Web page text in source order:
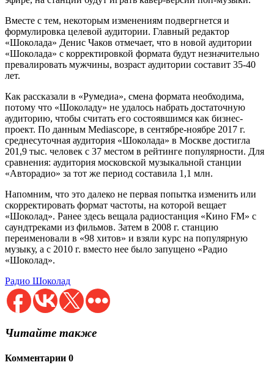
Вместе с тем, некоторым изменениям подвергнется и
формулировка целевой аудитории. Главный редактор
«Шоколада» Денис Чаков отмечает, что в новой аудитории
«Шоколада» с корректировкой формата будут незначительно
превалировать мужчины, возраст аудитории составит 35-40
лет.
Как рассказали в «Румедиа», смена формата необходима,
потому что «Шоколаду» не удалось набрать достаточную
аудиторию, чтобы считать его состоявшимся как бизнес-
проект. По данным Mediascope, в сентябре-ноябре 2017 г.
среднесуточная аудитория «Шоколада» в Москве достигла
201,9 тыс. человек с 37 местом в рейтинге популярности. Для
сравнения: аудитория московской музыкальной станции
«Авторадио» за тот же период составила 1,1 млн.
Напомним, что это далеко не первая попытка изменить или
скорректировать формат частоты, на которой вещает
«Шоколад». Ранее здесь вещала радиостанция «Кино FM» с
саундтреками из фильмов. Затем в 2008 г. станцию
переименовали в «98 хитов» и взяли курс на популярную
музыку, а с 2010 г. вместо нее было запущено «Радио
«Шоколад».
Радио Шоколад
Читайте также
Комментарии 0